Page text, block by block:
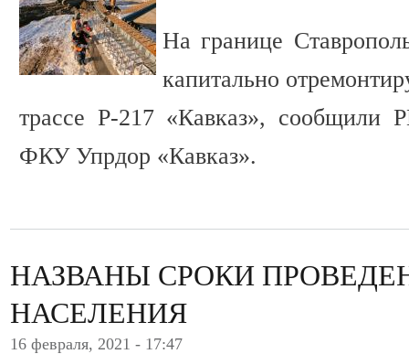
На границе
капитально
трассе Р-217 «Кавказ»,
ФКУ Упрдор «Кавказ».
НАЗВАНЫ СРОКИ
НАСЕЛЕНИЯ
16 февраля, 2021 - 17:47